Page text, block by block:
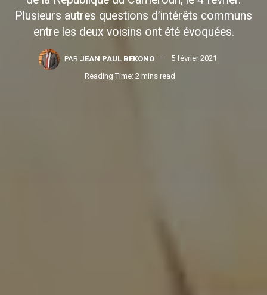
Plusieurs autres questions d’intérêts communs
entre les deux voisins ont été évoquées.
PAR JEAN PAUL BEKONO
5 février 2021
Reading Time: 2 mins read